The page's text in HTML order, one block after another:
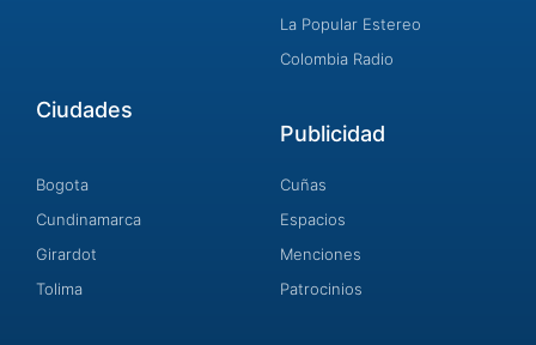
La Popular Estereo
Colombia Radio
Ciudades
Bogota
Cundinamarca
Girardot
Tolima
Publicidad
Cuñas
Espacios
Menciones
Patrocinios